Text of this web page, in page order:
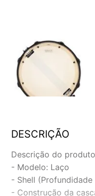
DESCRIÇÃO
Descrição do
- Modelo: Laço
- Shell
- Construção da